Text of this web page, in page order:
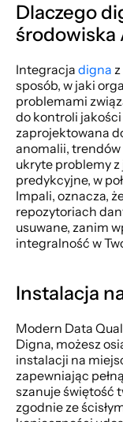
Dlaczego
środowiska
Integracja digna
sposób, w jaki
problemami
do kontroli
zaprojektowana
anomalii, trendów
ukryte problemy
predykcyjne, w
Impali, oznacza,
repozytoriach
usuwane, zanim
integralność w
Instalacja
Modern Data
Digna, możesz
instalacji na
zapewniając
szanuje świętość
zgodnie ze